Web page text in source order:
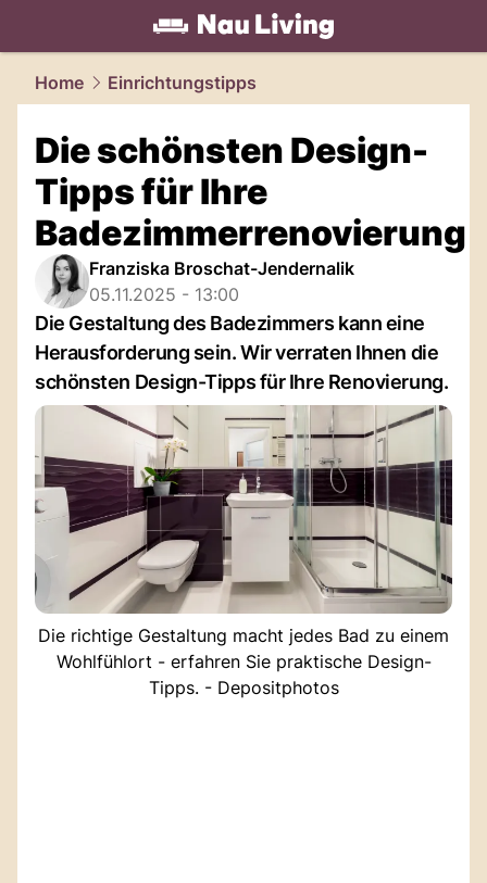
living.NAU.ch
Home Einrichtungstipps
Die schönsten Design-
Tipps für Ihre
Badezimmerrenovierung
Franziska Broschat-Jendernalik
05.11.2025 - 13:00
Die Gestaltung des Badezimmers kann eine
Herausforderung sein. Wir verraten Ihnen die
schönsten Design-Tipps für Ihre Renovierung.
Die richtige Gestaltung macht jedes Bad zu einem
Wohlfühlort - erfahren Sie praktische Design-
Tipps. - Depositphotos